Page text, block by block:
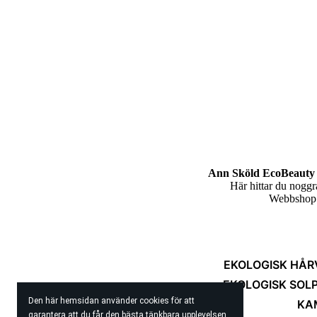
Den här hemsidan använder cookies för att
garantera att du får den bästa tänkbara upplevelsen
Ann Sköld EcoBeauty
Här hittar du
EKOLOGISK
EKOLOGISK